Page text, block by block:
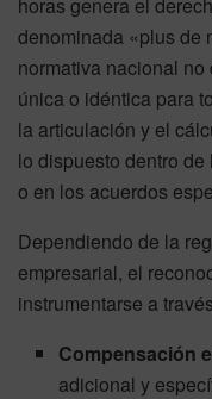
denominada «plus de
normativa nacional
única o idéntica para
la articulación y el
lo dispuesto dentro
o en los acuerdos
Dependiendo de la
empresarial, el
instrumentarse a
Compensación
adicional y